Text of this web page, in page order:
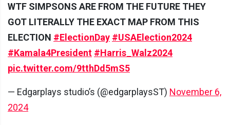
WTF SIMPSONS ARE FROM THE FUTURE THEY
GOT LITERALLY THE EXACT MAP FROM THIS
ELECTION #ElectionDay #USAElection2024
#Kamala4President #Harris_Walz2024
pic.twitter.com/9tthDd5mS5
— Edgarplays studio’s (@edgarplaysST) November 6,
2024